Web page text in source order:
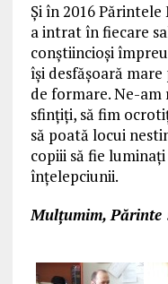
Şi în 2016
a intrat în fiecare
conştiincioşi
îşi desfăşoară
de formare. Ne-
sfinţiţi, să fim
să poată locui
copiii să fie
înţelepciunii.
Mulţumim, Părinte